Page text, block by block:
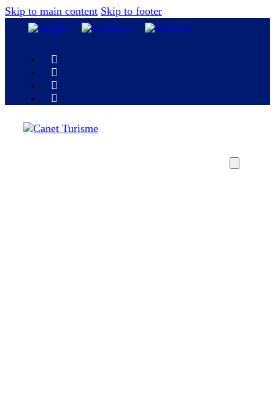
Skip to main content Skip to footer